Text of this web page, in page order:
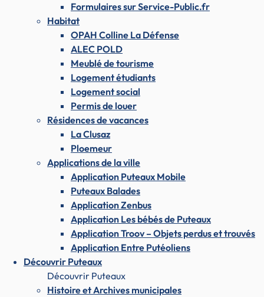
Formulaires sur Service-Public.fr
Habitat
OPAH Colline La Défense
ALEC POLD
Meublé de tourisme
Logement étudiants
Logement social
Permis de louer
Résidences de vacances
La Clusaz
Ploemeur
Applications de la ville
Application Puteaux Mobile
Puteaux Balades
Application Zenbus
Application Les bébés de Puteaux
Application Troov – Objets perdus et trouvés
Application Entre Putéoliens
Découvrir Puteaux
Découvrir Puteaux
Histoire et Archives municipales